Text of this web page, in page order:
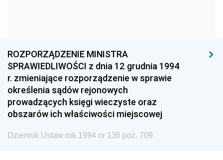
1951 1950 1949
1948 1947 1946
1945 1944 1939
1938 1937 1936
1935 1934
ROZPORZĄDZENIE MINISTRA
SPRAWIEDLIWOŚCI z dnia 12 grudnia 1994
r. zmieniające rozporządzenie w sprawie
określenia sądów rejonowych
prowadzących księgi wieczyste oraz
obszarów ich właściwości miejscowej
Dziennik Ustaw rok 1994 nr 136 poz. 709